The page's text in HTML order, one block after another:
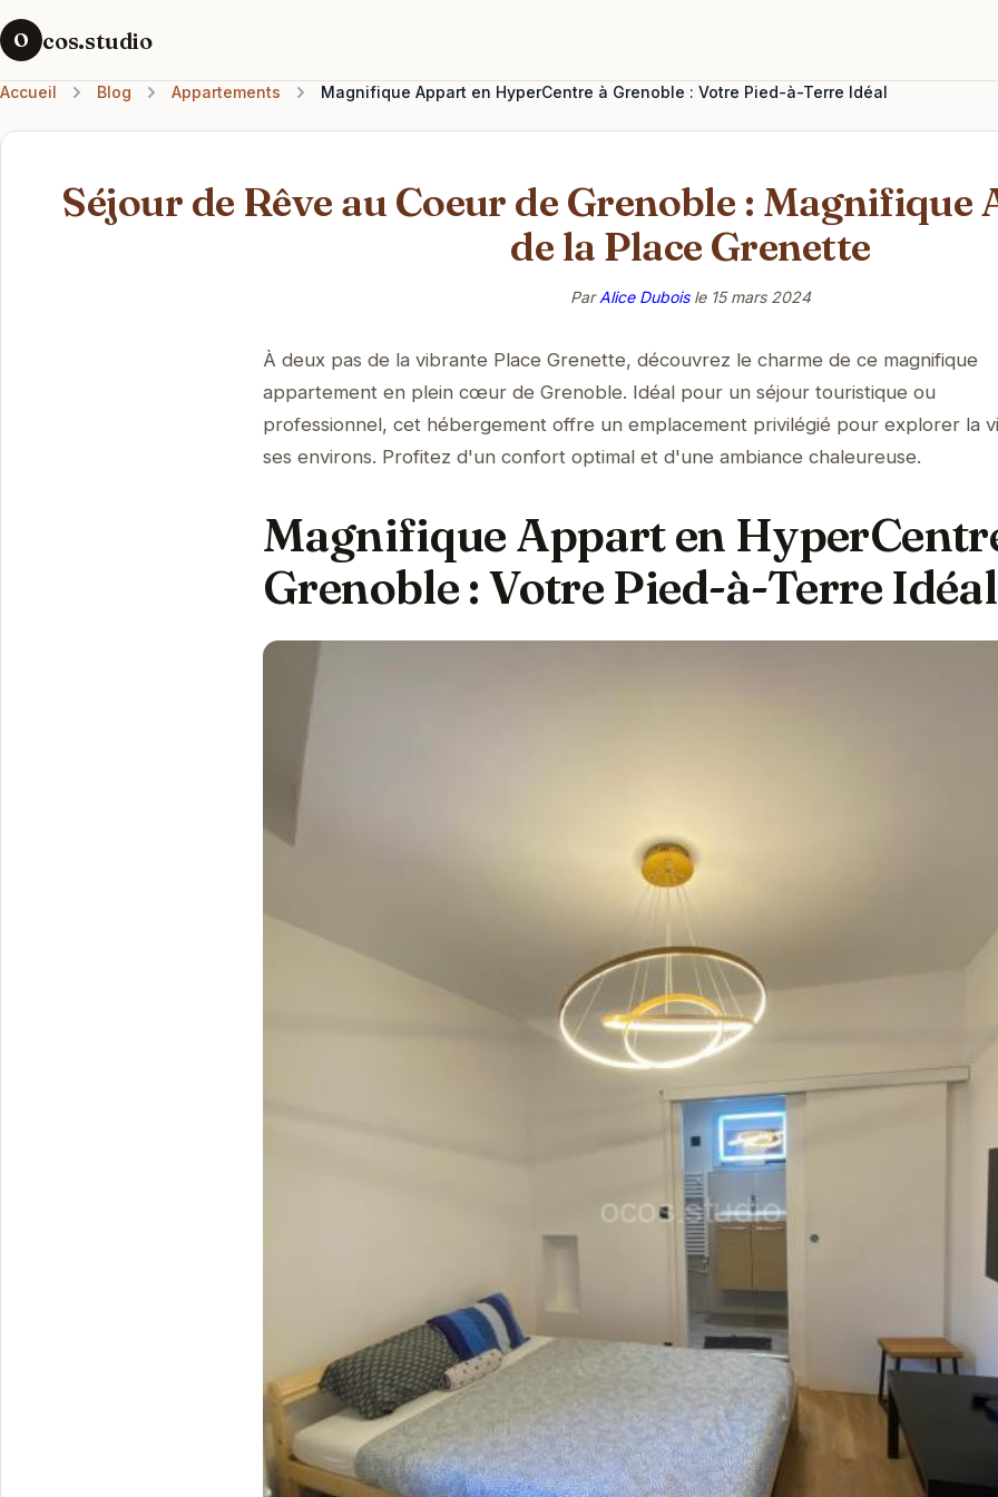
O cos.studio
Accueil Blog Appartements Magnifique Appart en HyperCentre à Grenoble : Votre Pied-à-Terre Idéal
Séjour de Rêve au Coeur de Grenoble : Magnifique
de la Place Grenette
ParAlice Duboisle 15 mars 2024
À deux pas de la vibrante Place Grenette, découvrez le charme de ce magnifique
appartement en plein cœur de Grenoble. Idéal pour un séjour touristique ou
professionnel, cet hébergement offre un emplacement privilégié pour explorer la
ses environs. Profitez d'un confort optimal et d'une ambiance chaleureuse.
Magnifique Appart en
Grenoble : Votre Pied-à-Terre Idéal